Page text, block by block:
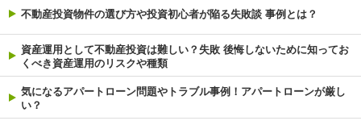
不動産投資物件の選び方や投資初心者が陥る失敗談 事例とは？
資産運用として不動産投資は難しい？失敗 後悔しないために知ってお
くべき資産運用のリスクや種類
気になるアパートローン問題やトラブル事例！アパートローンが厳し
い？